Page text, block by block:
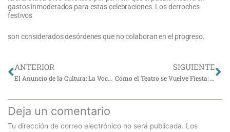
gastos inmoderados para estas celebraciones. Los derroches
festivos
son considerados desórdenes que no colaboran en el progreso.
Ant
ANTERIOR
El Anuncio de la Cultura: La Vocación del Arte Universitario
SIGUIENTE
Cómo el Teatro se Vuelve Fiesta: La Experiencia de la Obra Mujeres Coloniales
Deja un comentario
Tu dirección de correo electrónico no será publicada. Los